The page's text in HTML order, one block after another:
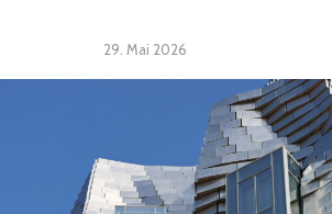
29. Mai 2026